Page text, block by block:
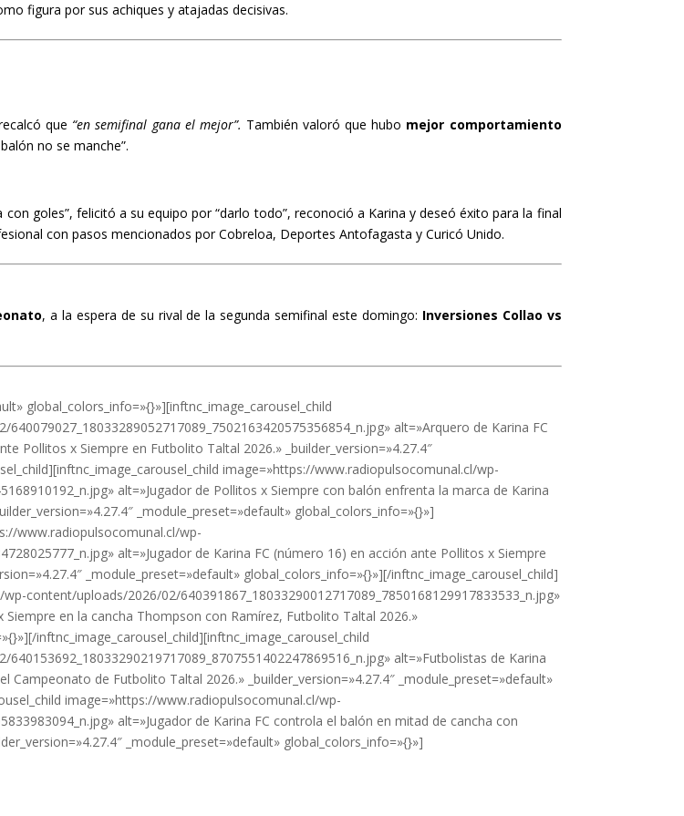
figura por sus achiques y atajadas decisivas.
que “en semifinal gana el mejor”. También valoró que hubo mejor comportamiento
no se manche”.
goles”, felicitó a su equipo por “darlo todo”, reconoció a Karina y deseó éxito para la final
con pasos mencionados por Cobreloa, Deportes Antofagasta y Curicó Unido.
, a la espera de su rival de la segunda semifinal este domingo: Inversiones Collao vs
global_colors_info=»{}»][inftnc_image_carousel_child
alt=»Arquero de Karina FC
Pollitos x Siempre en Futbolito Taltal 2026.» _builder_version=»4.27.4″
image=»https://www.radiopulsocomunal.cl/wp-
alt=»Jugador de Pollitos x Siempre con balón enfrenta la marca de Karina
_module_preset=»default» global_colors_info=»{}»]
www.radiopulsocomunal.cl/wp-
alt=»Jugador de Karina FC (número 16) en acción ante Pollitos x Siempre
_module_preset=»default» global_colors_info=»{}»][/inftnc_image_carousel_child]
content/uploads/2026/02/640391867_18033290012717089_7850168129917833533_n.jpg»
en la cancha Thompson con Ramírez, Futbolito Taltal 2026.»
inftnc_image_carousel_child][inftnc_image_carousel_child
alt=»Futbolistas de Karina
de Futbolito Taltal 2026.» _builder_version=»4.27.4″ _module_preset=»default»
image=»https://www.radiopulsocomunal.cl/wp-
alt=»Jugador de Karina FC controla el balón en mitad de cancha con
_module_preset=»default» global_colors_info=»{}»]